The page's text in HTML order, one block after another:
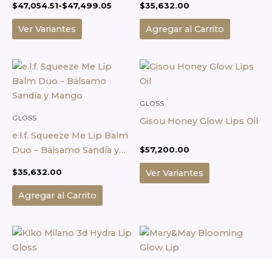
$47,054.51-$47,499.05
Ver Variantes
se
pueden
elegir
la
página
de
$35,632.00
Agregar al Carrito
GLOSS
e.l.f. Squeeze Me Lip Balm
Duo – Bálsamo Sandía y
$35,632.00
Agregar al Carrito
GLOSS
Gisou Honey Glow Lips Oil
$57,200.00
Ver Variantes
producto
variantes.
página
producto
producto